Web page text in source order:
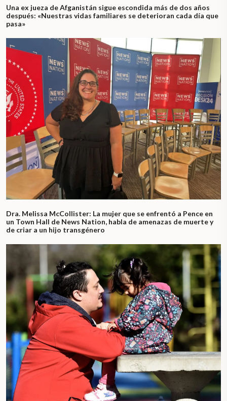
Una ex jueza de Afganistán sigue escondida más de dos años
después: «Nuestras vidas familiares se deterioran cada día que
pasa»
Dra. Melissa McCollister: La mujer que se enfrentó a Pence en
un Town Hall de News Nation, habla de amenazas de muerte y
de criar a un hijo transgénero